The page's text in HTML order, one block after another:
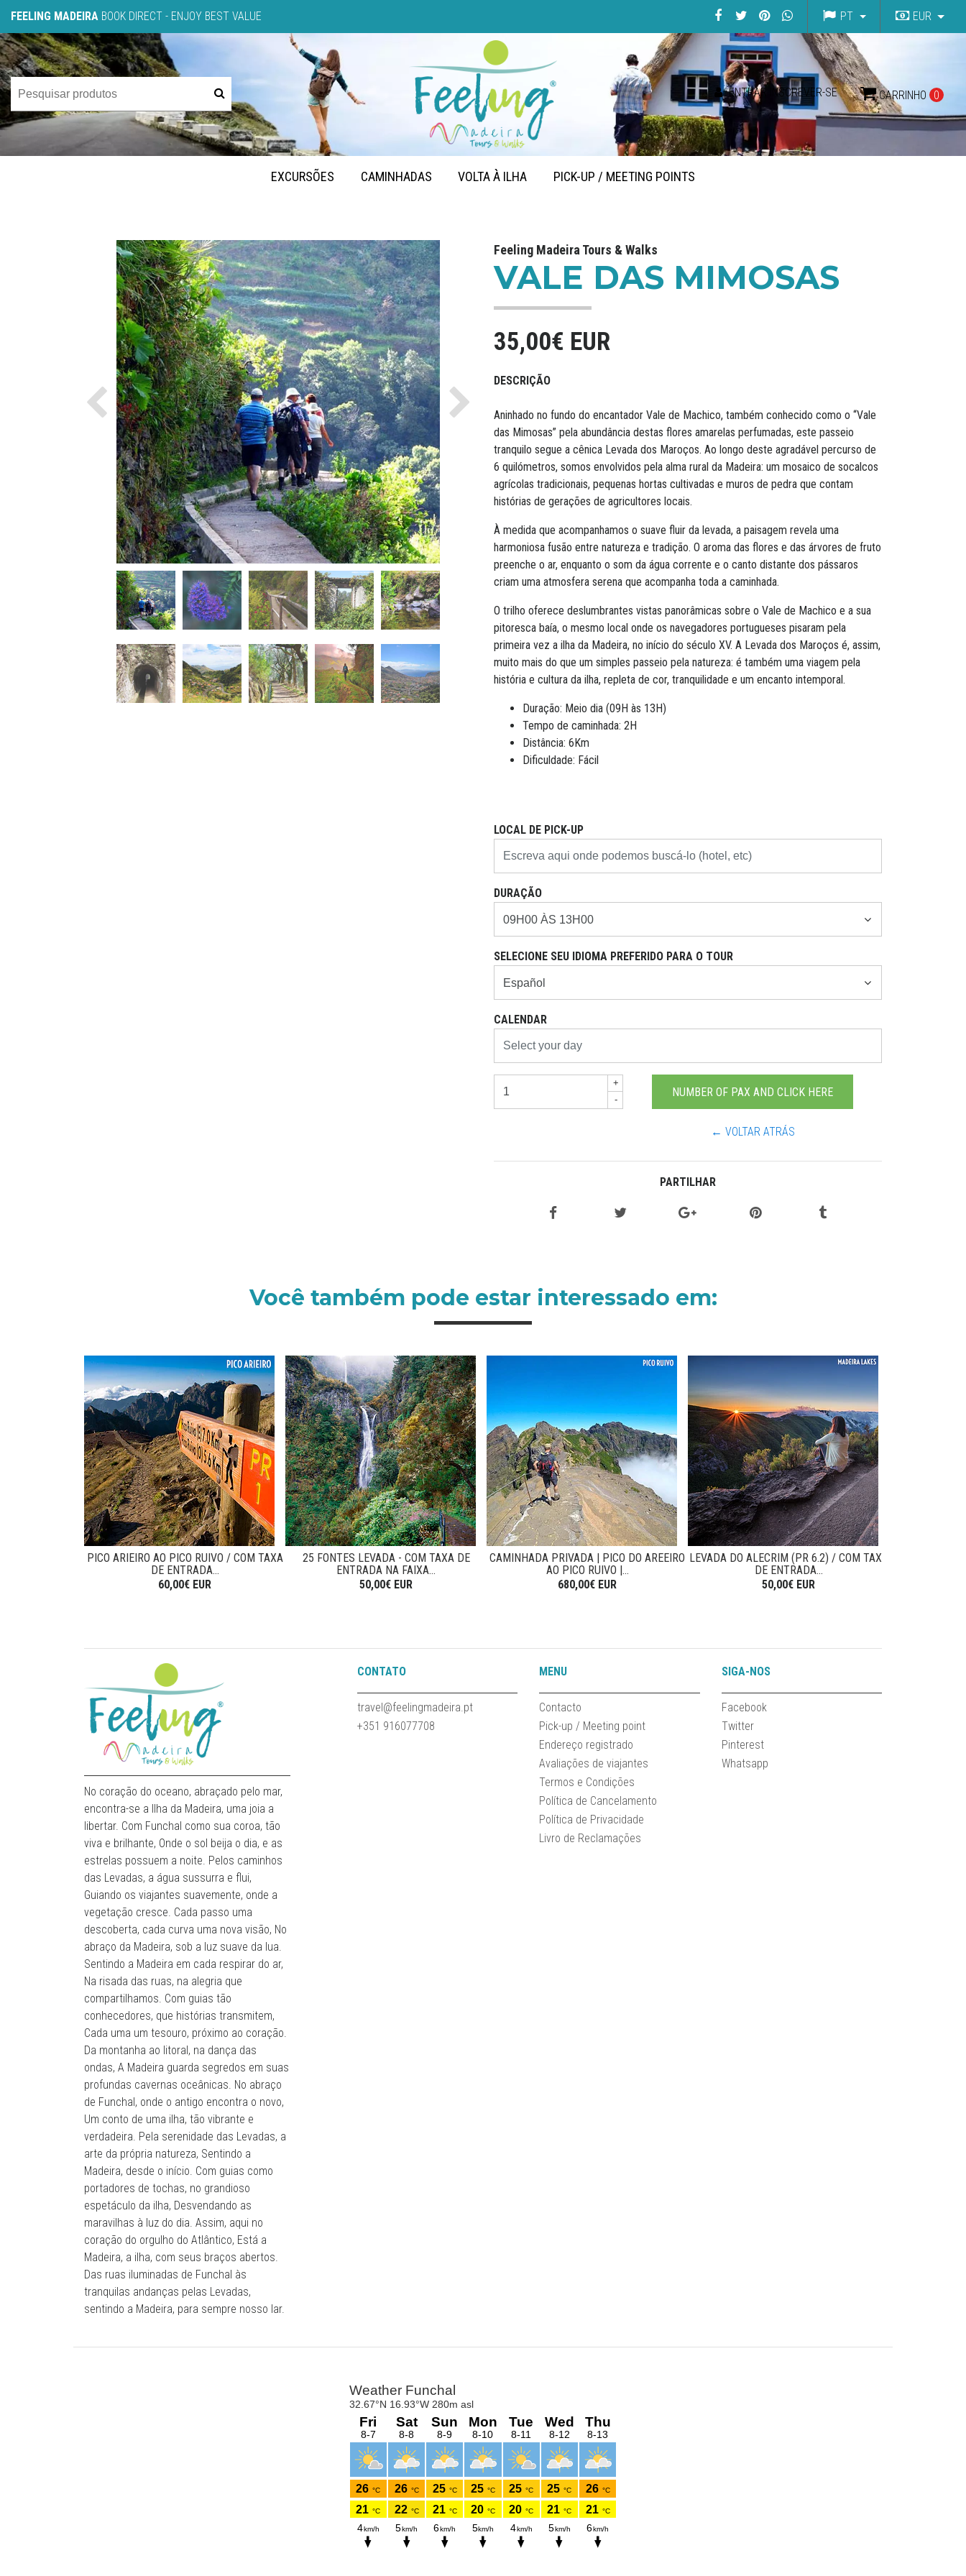
FEELING MADEIRA BOOK DIRECT - ENJOY BEST VALUE PT EUR
CARRINHO 0
ENTRAR INSCREVER-SE
EXCURSÕES CAMINHADAS VOLTA À ILHA PICK-UP / MEETING POINTS
Previous Next
Feeling Madeira Tours & Walks
VALE DAS MIMOSAS
35,00€ EUR
DESCRIÇÃO
Aninhado no fundo do encantador Vale de Machico, também conhecido como o “Vale
das Mimosas” pela abundância destas flores amarelas perfumadas, este passeio
tranquilo segue a cênica Levada dos Maroços. Ao longo deste agradável percurso de
6 quilómetros, somos envolvidos pela alma rural da Madeira: um mosaico de socalcos
agrícolas tradicionais, pequenas hortas cultivadas e muros de pedra que contam
histórias de gerações de agricultores locais.
À medida que acompanhamos o suave fluir da levada, a paisagem revela uma
harmoniosa fusão entre natureza e tradição. O aroma das flores e das árvores de fruto
preenche o ar, enquanto o som da água corrente e o canto distante dos pássaros
criam uma atmosfera serena que acompanha toda a caminhada.
O trilho oferece deslumbrantes vistas panorâmicas sobre o Vale de Machico e a sua
pitoresca baía, o mesmo local onde os navegadores portugueses pisaram pela
primeira vez a ilha da Madeira, no início do século XV. A Levada dos Maroços é, assim,
muito mais do que um simples passeio pela natureza: é também uma viagem pela
história e cultura da ilha, repleta de cor, tranquilidade e um encanto intemporal.
Duração: Meio dia (09H às 13H)
Tempo de caminhada: 2H
Distância: 6Km
Dificuldade: Fácil
LOCAL DE PICK-UP
DURAÇÃO
SELECIONE SEU IDIOMA PREFERIDO PARA O TOUR
CALENDAR
+
-
← VOLTAR ATRÁS
PARTILHAR
Você também pode estar interessado em:
PICO ARIEIRO AO PICO RUIVO / COM TAXA
DE ENTRADA...
60,00€ EUR
25 FONTES LEVADA - COM TAXA DE
ENTRADA NA FAIXA...
50,00€ EUR
CAMINHADA PRIVADA | PICO DO AREEIRO
AO PICO RUIVO |...
680,00€ EUR
LEVADA DO ALECRIM (PR 6.2) / COM TAXA
DE ENTRADA...
50,00€ EUR
No coração do oceano, abraçado pelo mar,
encontra-se a Ilha da Madeira, uma joia a
libertar. Com Funchal como sua coroa, tão
viva e brilhante, Onde o sol beija o dia, e as
estrelas possuem a noite. Pelos caminhos
das Levadas, a água sussurra e flui,
Guiando os viajantes suavemente, onde a
vegetação cresce. Cada passo uma
descoberta, cada curva uma nova visão, No
abraço da Madeira, sob a luz suave da lua.
Sentindo a Madeira em cada respirar do ar,
Na risada das ruas, na alegria que
compartilhamos. Com guias tão
conhecedores, que histórias transmitem,
Cada uma um tesouro, próximo ao coração.
Da montanha ao litoral, na dança das
ondas, A Madeira guarda segredos em suas
profundas cavernas oceânicas. No abraço
de Funchal, onde o antigo encontra o novo,
Um conto de uma ilha, tão vibrante e
verdadeira. Pela serenidade das Levadas, a
arte da própria natureza, Sentindo a
Madeira, desde o início. Com guias como
portadores de tochas, no grandioso
espetáculo da ilha, Desvendando as
maravilhas à luz do dia. Assim, aqui no
coração do orgulho do Atlântico, Está a
Madeira, a ilha, com seus braços abertos.
Das ruas iluminadas de Funchal às
tranquilas andanças pelas Levadas,
sentindo a Madeira, para sempre nosso lar.
CONTATO
travel@feelingmadeira.pt
+351 916077708
MENU
Contacto
Pick-up / Meeting point
Endereço registrado
Avaliações de viajantes
Termos e Condições
Política de Cancelamento
Política de Privacidade
Livro de Reclamações
SIGA-NOS
Facebook
Twitter
Pinterest
Whatsapp